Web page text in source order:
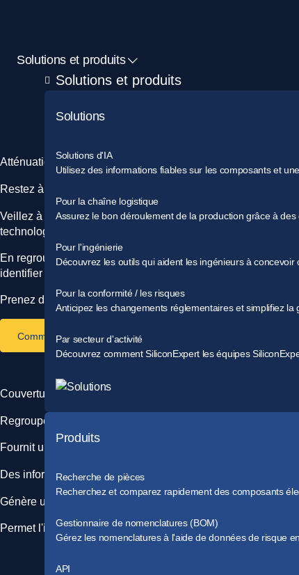
Solutions et produits
Solutions et produits
Solutions
Solutions d'IA
Utilisez des informations fiables sur les composants et
Pour la chaîne logistique
Assurez le bon déroulement de la production grâce à
Pour l'ingénierie
Découvrez les outils qui aident les ingénieurs à
Pour la conformité / les risques
Anticipez les changements réglementaires et simplifiez
Par secteur d'activité
Découvrez comment SiliconExpert les équipes
Produits
Recherche de pièces
Recherchez et comparez rapidement des composants
Gestionnaire de nomenclatures (BOM)
Gérez les nomenclatures à l'aide de données de risque
API
Atténuation proactive des risques liés à la conformité
Restez à la pointe de la conformité mondiale
Veillez à ce que vos composants et matériaux
technologie.
En regroupant les données de réglementations
identifier et à atténuer les risques réglementaires potentiels.
Prenez des décisions éclairées, protégez votre entreprise
Commencez votre essai gratuit
Couverture complète
Regroupe les données de conformité de plusieurs
Fournit une vue d'ensemble des risques réglementaires
Des informations exploitables
Génère un score de risque de conformité pour quantifier et
Permet l'identification proactive des composants à haut